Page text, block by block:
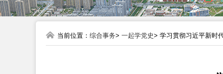
当前位置： 综合事务> 一起学党史> 学习贯彻习近平新时